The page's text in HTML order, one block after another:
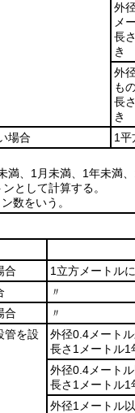
外
メ
長
き
外
も
長
き
場合 1平
、1月未満、1年未満
として計算する。
数をいう。
合 1立方メートル
〃
合
〃
管を設
外径0.4メート
長さ1メートル1
外径0.4メート
長さ1メートル1
外径1メートル